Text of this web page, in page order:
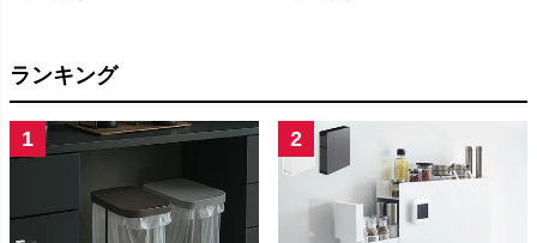
ランキング
1 2